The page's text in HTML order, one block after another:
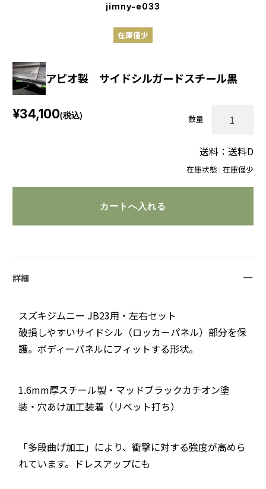
jimny-e033
在庫僅少
アピオ製 サイドシルガードスチール黒
在庫状態 : 在庫僅少
¥34,100(税込) 数量
送料：送料D
詳細
スズキジムニー JB23用・左右セット
破損しやすいサイドシル（ロッカーパネル）部分を保
護。ボディーパネルにフィットする形状。
1.6mm厚スチール製・マッドブラックカチオン塗
装・穴あけ加工装着（リベット打ち）
「多段曲げ加工」により、衝撃に対する強度が高めら
れています。ドレスアップにも